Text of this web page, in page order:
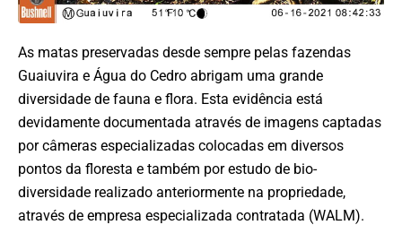
As matas preservadas desde sempre pelas fazendas
Guaiuvira e Água do Cedro abrigam uma grande
diversidade de fauna e flora. Esta evidência está
devidamente documentada através de imagens captadas
por câmeras especializadas colocadas em diversos
pontos da floresta e também por estudo de bio-
diversidade realizado anteriormente na propriedade,
através de empresa especializada contratada (WALM).